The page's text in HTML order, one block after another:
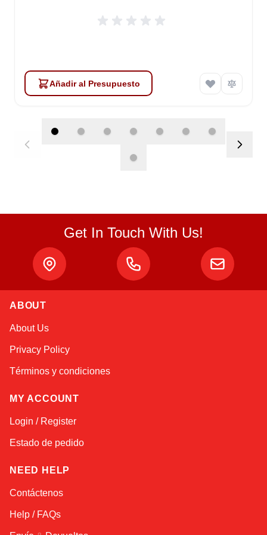
Añadir al Presupuesto
Get In Touch With Us!
ABOUT
About Us
Privacy Policy
Términos y condiciones
MY ACCOUNT
Login / Register
Estado de pedido
NEED HELP
Contáctenos
Help / FAQs